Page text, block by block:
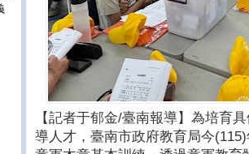
【記者于郁金/臺南報導】為培育
導人才，臺南市政府教育局今